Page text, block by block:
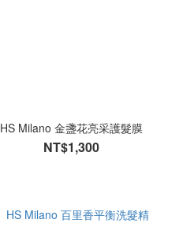
HS Milano 金盞花亮采護髮膜
NT$1,300